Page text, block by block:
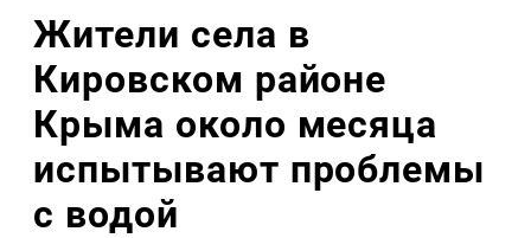
Жители села в
Кировском районе
Крыма около месяца
испытывают проблемы
с водой